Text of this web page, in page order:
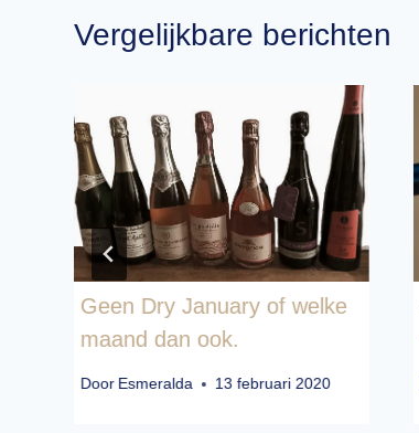
Vergelijkbare berichten
Geen Dry January of welke
maand dan ook.
DoorEsmeralda 13 februari 2020